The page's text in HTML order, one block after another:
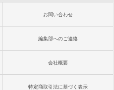
お問い合わせ
編集部へのご連絡
会社概要
特定商取引法に基づく表示